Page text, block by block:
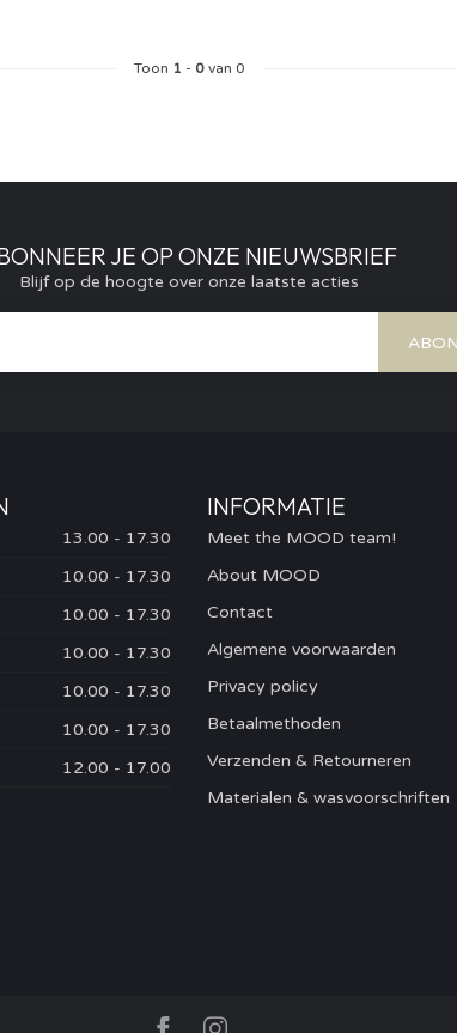
Toon 1 - 0van 0
JE OP ONZE NIEUWSBRIEF
Blijf op de hoogte over onze laatste acties
13.00 - 17.30
10.00 - 17.30
10.00 - 17.30
10.00 - 17.30
10.00 - 17.30
10.00 - 17.30
12.00 - 17.00
INFORMATIE
Meet the MOOD team!
About MOOD
Contact
Algemene voorwaarden
Privacy policy
Betaalmethoden
Verzenden & Retourneren
Materialen & wasvoorschriften